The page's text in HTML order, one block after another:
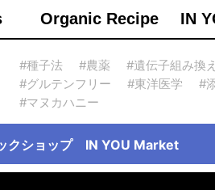
Organic Recipe IN
#種子法 #農薬
#遺伝子組み換え
#グルテンフリー
#東洋医学
#
#マヌカハニー
クショップ IN YOU Market